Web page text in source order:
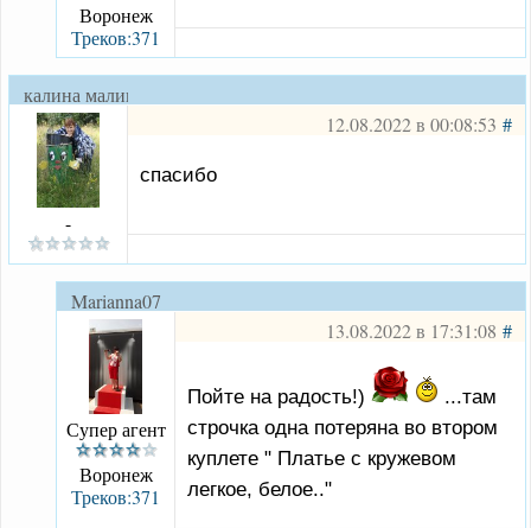
Воронеж
Треков:371
калина малина
12.08.2022 в 00:08:53#
-
спасибо
Marianna07
13.08.2022 в 17:31:08#
Супер агент
Воронеж
Треков:371
Пойте на радость!)
...там
строчка одна потеряна во втором
куплете " Платье с кружевом
легкое, белое.."